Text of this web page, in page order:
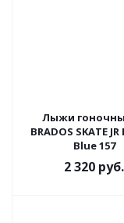
Лыжи
BRADOS SKATE JR
Blue 157
2 320 руб.